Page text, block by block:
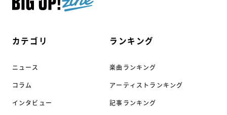
カテゴリ
ニュース
コラム
インタビュー
ランキング
楽曲ランキング
アーティストランキング
記事ランキング